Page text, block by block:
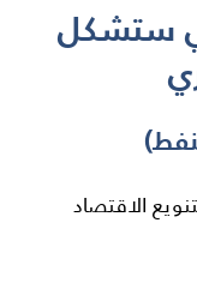
ستشكل
الاقتصاد